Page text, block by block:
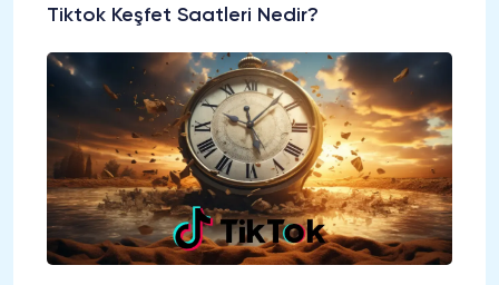
Tiktok Keşfet Saatleri Nedir?